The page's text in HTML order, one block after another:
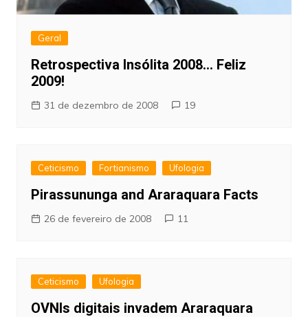
Geral
Retrospectiva Insólita 2008… Feliz
2009!
31 de dezembro de 2008 19
Ceticismo Fortianismo Ufologia
Pirassununga and Araraquara Facts
26 de fevereiro de 2008 11
Ceticismo Ufologia
OVNIs digitais invadem Araraquara